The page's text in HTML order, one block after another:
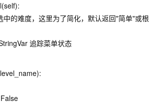
中的难度，这里为了简化，默认返回"简单"或根
追踪菜单状态